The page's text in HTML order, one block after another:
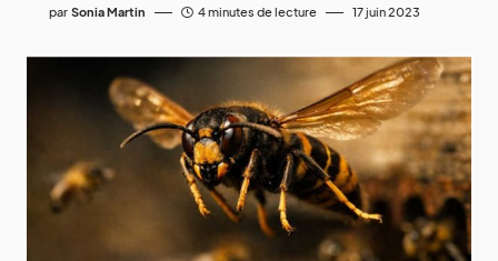
par Sonia Martin 4 minutes de lecture 17 juin 2023